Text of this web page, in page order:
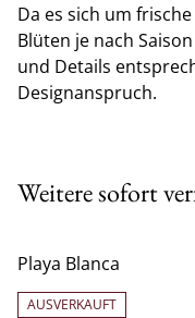
Da es sich um
Blüten je nach
und Details
Designanspruch.
Weitere sofort
Playa Blanca
AUSVERKAUFT